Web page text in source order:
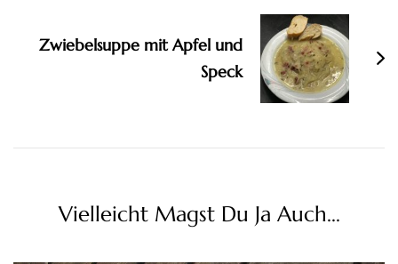
Zwiebelsuppe mit Apfel und
Speck
Vielleicht Magst Du Ja Auch...